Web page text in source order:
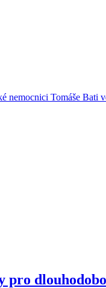
nemocnici Tomáše Bati